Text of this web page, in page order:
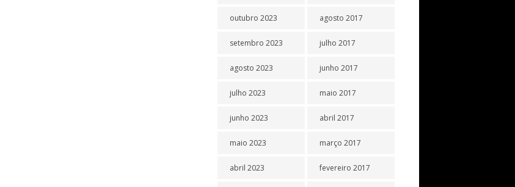
outubro 2023
setembro 2023
agosto 2023
julho 2023
junho 2023
maio 2023
abril 2023
agosto 2017
julho 2017
junho 2017
maio 2017
abril 2017
março 2017
fevereiro 2017